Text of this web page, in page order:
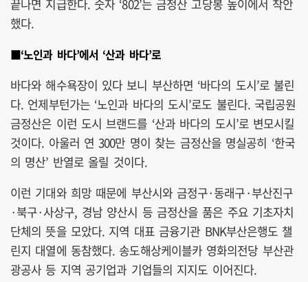
끝나면 지급한다. 숫자 ‘802’는 금정산 고당봉 높이에서 착안
했다.
■‘노인과 바다’에서 ‘산과 바다’로
바다와 해수욕장이 있다 보니 부산하면 ‘바다의 도시’로 불린
다. 언제부턴가는 ‘노인과 바다의 도시’로도 불린다. 국립공원
금정산은 이런 도시 브랜드를 ‘산과 바다의 도시’로 변모시킬
것이다. 아울러 연 300만 명이 찾는 금정산을 명실공히 ‘한국
의 명산’ 반열로 올릴 것이다.
이런 기대와 희망 때문에 부산시와 금정구·동래구·부산진구
·북구·사상구, 경남 양산시 등 금정산을 품은 주요 기초자치
단체의 뜻을 모았다. 지역 대표 금융기관 BNK부산은행도 챌
린지 대열에 동참했다. 송도해상케이블카 영화의전당 부산관
광공사 등 지역 공기업과 기업들의 지지도 이어진다.